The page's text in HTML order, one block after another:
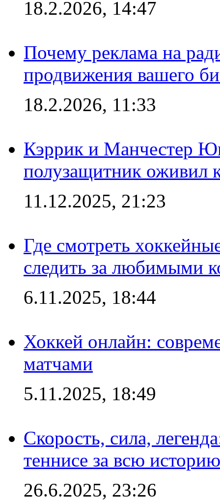
18.2.2026, 14:47
Почему реклама на
продвижения вашего
18.2.2026, 11:33
Кэррик и Манчестер
полузащитник оживил
11.12.2025, 21:23
Где смотреть
следить за любимыми
6.11.2025, 18:44
Хоккей онлайн:
матчами
5.11.2025, 18:49
Скорость, сила,
теннисе за всю историю
26.6.2025, 23:26